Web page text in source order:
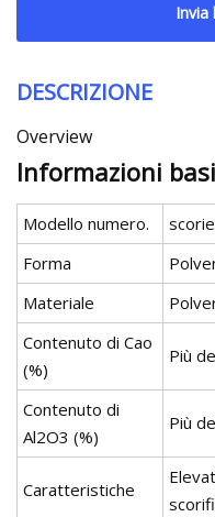
Invia
DESCRIZIONE
Overview
Informazioni
Modello numero.
Forma
Materiale
Contenuto di Cao
(%)
Più
Contenuto di
Al2O3 (%)
Più
Caratteristiche